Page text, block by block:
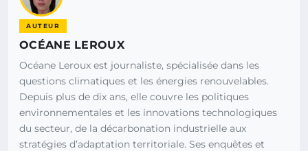
AUTEUR
OCÉANE LEROUX
Océane Leroux est journaliste, spécialisée dans les
questions climatiques et les énergies renouvelables.
Depuis plus de dix ans, elle couvre les politiques
environnementales et les innovations technologiques
du secteur, de la décarbonation industrielle aux
stratégies d’adaptation territoriale. Ses enquêtes et